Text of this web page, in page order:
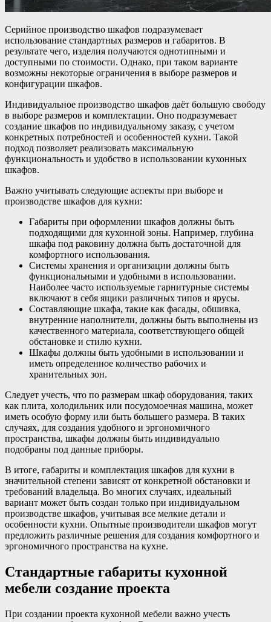
Серийное производство шкафов подразумевает
использование стандартных размеров и габаритов. В
результате чего, изделия получаются однотипными и
доступными по стоимости. Однако, при таком варианте
возможны некоторые ограничения в выборе размеров и
конфигурации шкафов.
Индивидуальное производство шкафов даёт большую свободу
в выборе размеров и комплектации. Оно подразумевает
создание шкафов по индивидуальному заказу, с учетом
конкретных потребностей и особенностей кухни. Такой
подход позволяет реализовать максимальную
функциональность и удобство в использовании кухонных
шкафов.
Важно учитывать следующие аспекты при выборе и
производстве шкафов для кухни:
Габариты при оформлении шкафов должны быть
подходящими для кухонной зоны. Например, глубина
шкафа под раковину должна быть достаточной для
комфортного использования.
Системы хранения и организации должны быть
функциональными и удобными в использовании.
Наиболее часто используемые гарнитурные системы
включают в себя ящики различных типов и ярусы.
Составляющие шкафа, такие как фасады, обшивка,
внутренние наполнители, должны быть выполнены из
качественного материала, соответствующего общей
обстановке и стилю кухни.
Шкафы должны быть удобными в использовании и
иметь определенное количество рабочих и
хранительных зон.
Следует учесть, что по размерам шкаф оборудования, таких
как плита, холодильник или посудомоечная машина, может
иметь особую форму или быть большего размера. В таких
случаях, для создания удобного и эргономичного
пространства, шкафы должны быть индивидуально
подобраны под данные приборы.
В итоге, габариты и комплектация шкафов для кухни в
значительной степени зависят от конкретной обстановки и
требований владельца. Во многих случаях, идеальный
вариант может быть создан только при индивидуальном
производстве шкафов, учитывая все мелкие детали и
особенности кухни. Опытные производители шкафов могут
предложить различные решения для создания комфортного и
эргономичного пространства на кухне.
Стандартные габариты кухонной
мебели создание проекта
При создании проекта кухонной мебели важно учесть